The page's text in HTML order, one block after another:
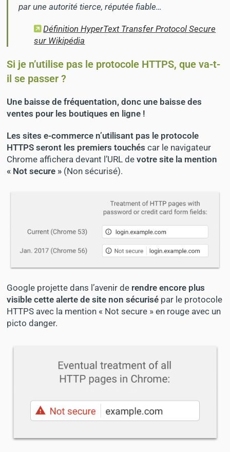
par une autorité tierce, réputée fiable…
Définition HyperText Transfer Protocol Secure
sur Wikipédia
Si je n’utilise pas le protocole HTTPS, que va-t-
il se passer ?
Une baisse de fréquentation, donc une baisse des
ventes pour les boutiques en ligne !
Les sites e-commerce n’utilisant pas le protocole
HTTPS seront les premiers touchés car le navigateur
Chrome affichera devant l’URL devotre site la mention
« Not secure » (Non sécurisé).
Google projette dans l’avenir de rendre encore plus
visible cette alerte de site non sécurisé par le protocole
HTTPS avec la mention « Not secure » en rouge avec un
picto danger.